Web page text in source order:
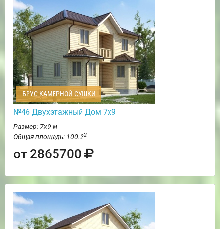
БРУС КАМЕРНОЙ СУШКИ
№46 Двухэтажный Дом 7х9
Размер: 7х9 м
Общая площадь: 100.22
от 2865700